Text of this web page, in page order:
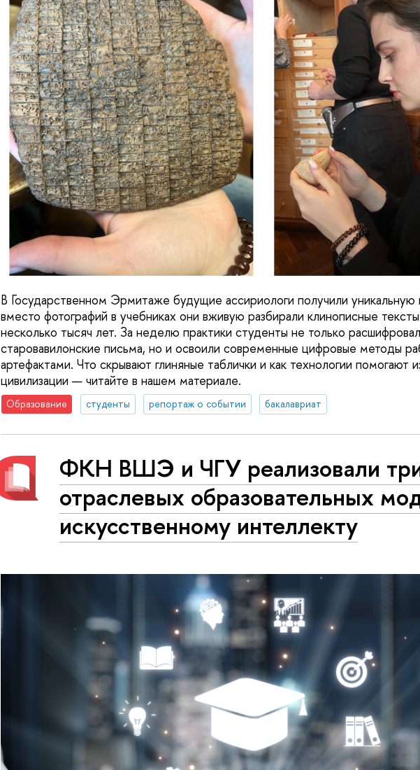
В Государственном Эрмитаже будущие ассириологи получили
вместо фотографий в учебниках они вживую разбирали клинописные
несколько тысяч лет. За неделю практики студенты не только
старовавилонские письма, но и освоили современные цифровые методы
артефактами. Что скрывают глиняные таблички и как технологии помогают
цивилизации — читайте в нашем материале.
Образование студенты репортаж о событии бакалавриат
ФКН ВШЭ и ЧГУ реализовали
отраслевых образовательных
искусственному интеллекту